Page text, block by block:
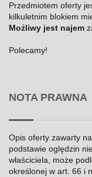
Przedmiotem oferty
kilkuletnim blokiem
Możliwy jest najem
Polecamy!
NOTA PRAWNA
Opis oferty zawarty
podstawie oględzin
właściciela, może
określonej w art. 66 i